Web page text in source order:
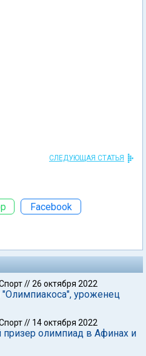
СЛЕДУЮЩАЯ СТАТЬЯ
Facebook
//26 октября 2022
уроженец
// 14 октября 2022
олимпиад в Афинах и